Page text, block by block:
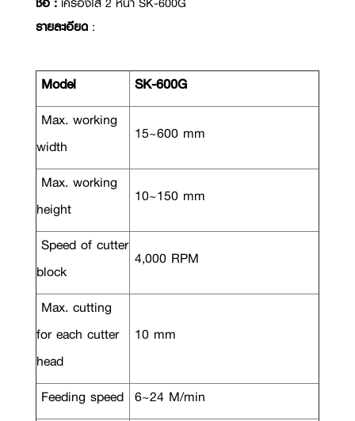
รายละเอียด :
Model
SK-600G
Max. working
width
15~600 mm
Max. working
height
10~150 mm
Speed of cutter
block
4,000 RPM
Max. cutting
for each cutter
head
10 mm
Feeding speed 6~24 M/min